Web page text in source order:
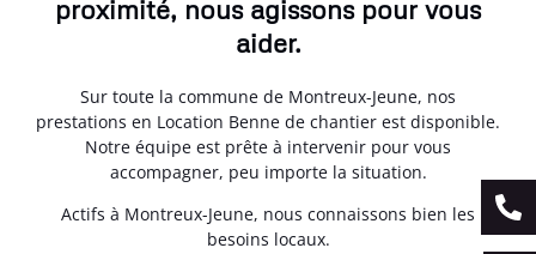
proximité, nous agissons pour vous
aider.
Sur toute la commune de Montreux-Jeune, nos
prestations en Location Benne de chantier est disponible.
Notre équipe est prête à intervenir pour vous
accompagner, peu importe la situation.
Actifs à Montreux-Jeune, nous connaissons bien les
besoins locaux.